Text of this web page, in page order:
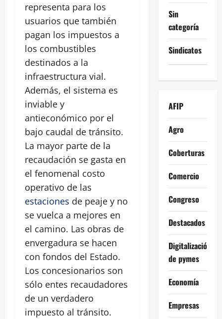
representa para los
usuarios que también
pagan los impuestos a
los combustibles
destinados a la
infraestructura vial.
Además, el sistema es
inviable y
antieconómico por el
bajo caudal de tránsito.
La mayor parte de la
recaudación se gasta en
el fenomenal costo
operativo de las
estaciones de peaje y no
se vuelca a mejores en
el camino. Las obras de
envergadura se hacen
con fondos del Estado.
Los concesionarios son
sólo entes recaudadores
de un verdadero
impuesto al tránsito.
Sin
categoría
Sindicatos
AFIP
Agro
Coberturas
Comercio
Congreso
Destacados
Digitalización
de pymes
Economía
Empresas